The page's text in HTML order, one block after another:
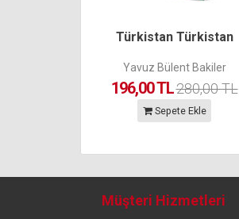
Türkistan Türkistan
Yavuz Bülent Bakiler
196,00 TL280,00 TL
Sepete Ekle
Müşteri Hizmetleri